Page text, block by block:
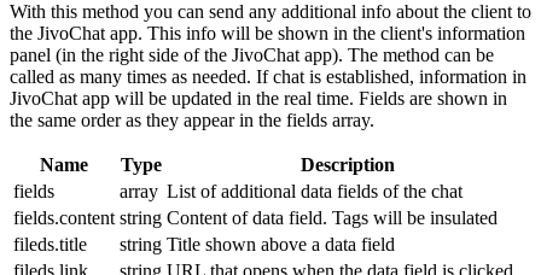
With this method you can send any additional info about the client to
the JivoChat app. This info will be shown in the client's information
panel (in the right side of the JivoChat app). The method can be
called as many times as needed. If chat is established, information in
JivoChat app will be updated in the real time. Fields are shown in
the same order as they appear in the fields array.
Name Type
Description
fields
array List of additional data fields of the chat
fields.content string Content of data field. Tags will be insulated
fileds.title
string Title shown above a data field
fileds.link
string URL that opens when the data field is clicked